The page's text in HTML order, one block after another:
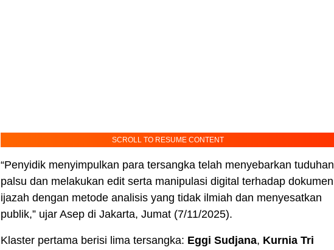
SCROLL TO RESUME CONTENT
“Penyidik menyimpulkan para tersangka telah menyebarkan tuduhan
palsu dan melakukan edit serta manipulasi digital terhadap dokumen
ijazah dengan metode analisis yang tidak ilmiah dan menyesatkan
publik,” ujar Asep di Jakarta, Jumat (7/11/2025).
Klaster pertama berisi lima tersangka: Eggi Sudjana, Kurnia Tri